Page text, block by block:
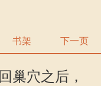
书架 下一页
穴之后，